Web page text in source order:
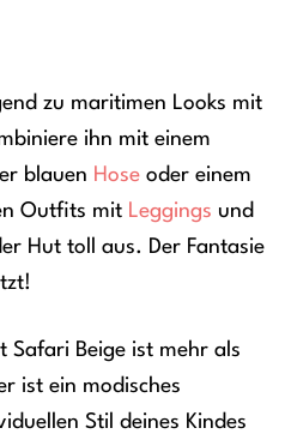
zu maritimen Looks mit
ihn mit einem
blauen Hose oder einem
Outfits mit Leggings und
Hut toll aus. Der Fantasie
Safari Beige ist mehr als
ist ein modisches
Stil deines Kindes